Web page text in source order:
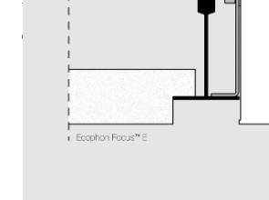
Тцв (К)
cos φ